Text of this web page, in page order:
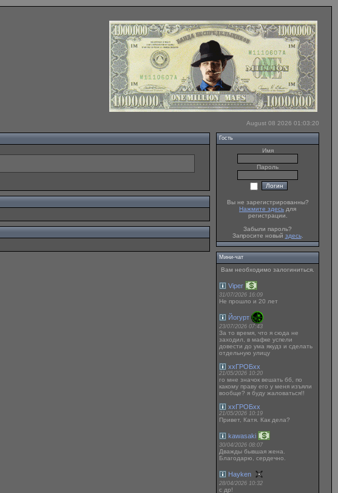
August 08 2026 01:03:20
Гость
Имя
Пароль
Вы не зарегистрированны?
Нажмите здесь для
регистрации.
Забыли пароль?
Запросите новый здесь.
Мини-чат
Вам необходимо залогиниться.
Viper
31/07/2026 16:09
Не прошло и 20 лет
Йогурт
23/07/2026 07:43
За то время, что я сюда не
заходил, в мафке успели
довести до ума якудз и сделать
отдельную улицу
ххГРОБхх
21/05/2026 10:20
го мне значок вешать бб, по
какому праву его у меня изъяли
вообще? я буду жаловаться!!
ххГРОБхх
21/05/2026 10:19
Привет, Катя. Как дела?
kawasaki
30/04/2026 08:07
Дважды бывшая жена.
Благодарю, сердечно.
Hayken
28/04/2026 10:32
с др!